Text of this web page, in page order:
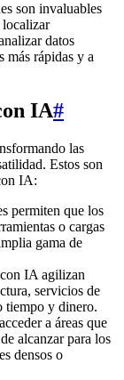
son invaluables
localizar
datos
más rápidas y a
IA#
las
Estos son
IA:
permiten que los
o cargas
gama de
IA agilizan
servicios de
tiempo y dinero.
a áreas que
alcanzar para los
densos o